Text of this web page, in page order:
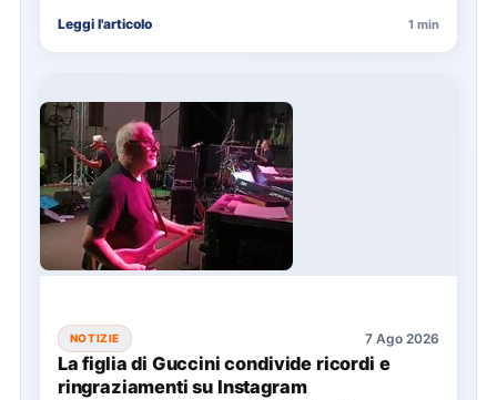
"Vite" che…
Leggi l'articolo 1 min
NOTIZIE 7 Ago 2026
La figlia di Guccini condivide ricordi e
ringraziamenti su Instagram